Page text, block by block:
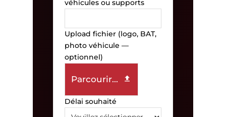
véhicules ou supports
Upload fichier (logo, BAT,
photo véhicule —
optionnel)
Parcourir...
Délai souhaité